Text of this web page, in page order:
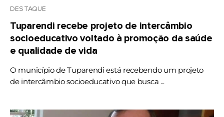
DESTAQUE
Tuparendi recebe projeto de intercâmbio
socioeducativo voltado à promoção da saúde
e qualidade de vida
O município de Tuparendi está recebendo um projeto
de intercâmbio socioeducativo que busca ...